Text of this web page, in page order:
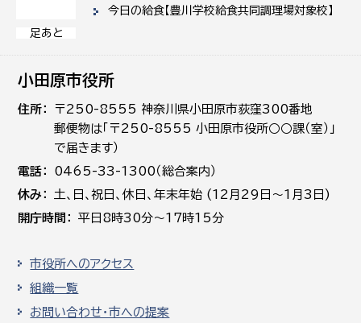
今日の給食【豊川学校給食共同調理場対象校】
足あと
小田原市役所
住所
〒250-8555 神奈川県小田原市荻窪300番地
郵便物は「〒250-8555 小田原市役所○○課（室）」
で届きます）
電話
0465-33-1300（総合案内）
休み
土､日､祝日、休日、年末年始 (12月29日～1月3日)
開庁時間
平日8時30分～17時15分
市役所へのアクセス
組織一覧
お問い合わせ・市への提案